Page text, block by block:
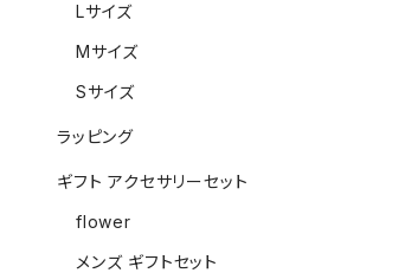
Lサイズ
Mサイズ
Sサイズ
ラッピング
ギフト アクセサリーセット
flower
メンズ ギフトセット